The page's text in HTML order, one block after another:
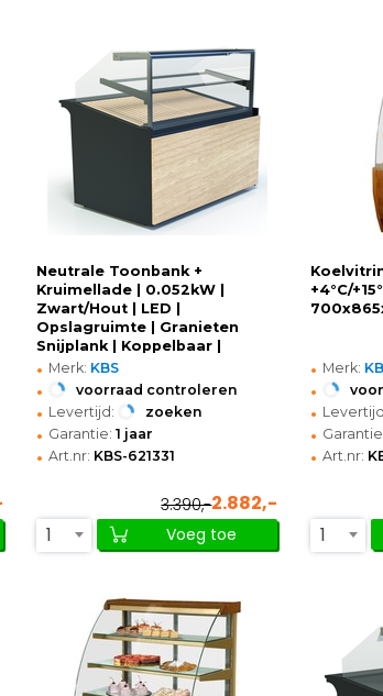
Neutrale Toonbank +
Kruimellade | 0.052kW |
Zwart/Hout | LED |
Opslagruimte | Granieten
Snijplank | Koppelbaar |
1330x985x1200(h)mm
• Merk: KBS
• voorraad controleren
• Levertijd: zoeken
• Garantie: 1 jaar
• Art.nr: KBS-621331
3.390,-2.882,-
1
Voeg toe
+4°C/
• Merk:
•
•
•
• Art.nr:
1